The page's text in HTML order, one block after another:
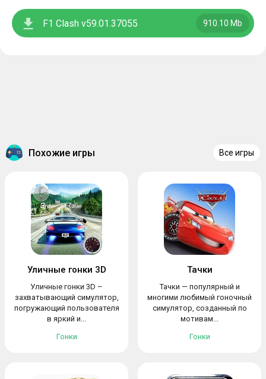
F1 Clash v59.01.37055 910.10 Mb
Похожие игры Все игры
Уличные гонки 3D
Уличные гонки 3D –
захватывающий симулятор,
погружающий пользователя
в яркий и...
Гонки
Тачки
Тачки — популярный и
многими любимый гоночный
симулятор, созданный по
мотивам...
Гонки